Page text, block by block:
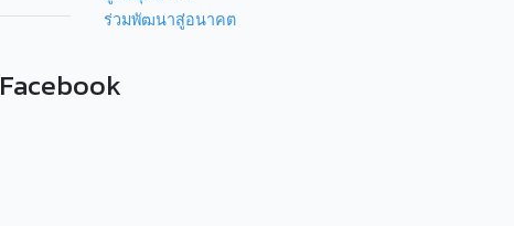
ร่วมพัฒนาสู่อนาคต
Facebook